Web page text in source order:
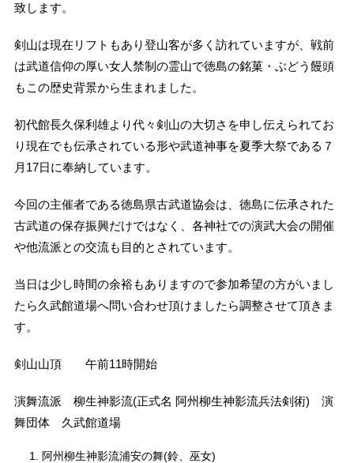
致します。
剣山は現在リフトもあり登山客が多く訪れていますが、戦前
は武道信仰の厚い女人禁制の霊山で徳島の銘菓・ぶどう饅頭
もこの歴史背景から生まれました。
初代館長久保利雄より代々剣山の大切さを申し伝えられてお
り現在でも伝承されている形や武道神事を夏季大祭である７
月17日に奉納しています。
今回の主催者である徳島県古武道協会は、徳島に伝承された
古武道の保存振興だけではなく、各神社での演武大会の開催
や他流派との交流も目的とされています。
当日は少し時間の余裕もありますので参加希望の方がいまし
たら久武館道場へ問い合わせ頂けましたら調整させて頂きま
す。
剣山山頂 午前11時開始
演舞流派 柳生神影流(正式名 阿州柳生神影流兵法剣術) 演
舞団体 久武館道場
阿州柳生神影流浦安の舞(鈴、巫女)